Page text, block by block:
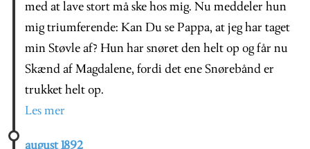
med at lave stort må ske hos mig. Nu meddeler hun
mig triumferende: Kan Du se Pappa, at jeg har taget
min Støvle af? Hun har snøret den helt op og får nu
Skænd af Magdalene, fordi det ene Snørebånd er
trukket helt op.
Les mer
august 1892